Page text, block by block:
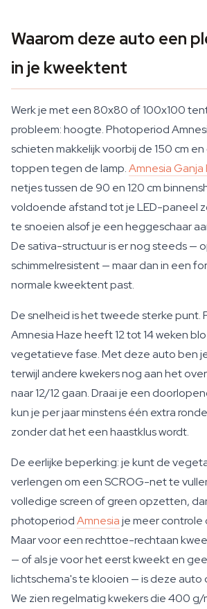
Waarom deze auto een
in je kweektent
Werk je met een 80x80 of 100x100
probleem: hoogte. Photoperiod
schieten makkelijk voorbij de 150 cm
toppen tegen de lamp.Amnesia Ganja
netjes tussen de 90 en 120 cm
voldoende afstand tot je LED-paneel
te snoeien alsof je een heggeschaar
De sativa-structuur is er nog steeds —
schimmelresistent — maar dan in een
normale kweektent past.
De snelheid is het tweede sterke punt.
Amnesia Haze heeft 12 tot 14 weken
vegetatieve fase. Met deze auto ben
terwijl andere kwekers nog aan het
naar 12/12 gaan. Draai je een
kun je per jaar minstens één extra
zonder dat het een haastklus wordt.
De eerlijke beperking: je kunt de
verlengen om een SCROG-net te
volledige screen of green opzetten,
photoperiodAmnesiaje meer controle
Maar voor een rechttoe-rechtaan
— of als je voor het eerst kweekt en
lichtschema's te klooien — is deze auto
We zien regelmatig kwekers die 400 g/